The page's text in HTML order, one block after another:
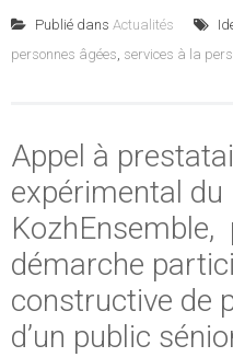
Publié dans Actualités
personnes âgées, services à la
Appel à
expérimental du
démarche
constructive de
d’un public